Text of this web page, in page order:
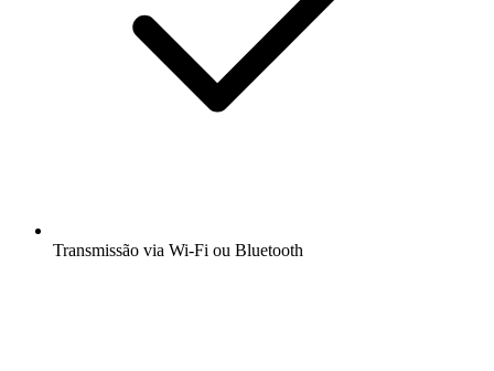
Transmissão via Wi-Fi ou Bluetooth